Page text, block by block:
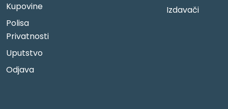
Kupovine
Polisa
Privatnosti
Uputstvo
Odjava
Izdavači